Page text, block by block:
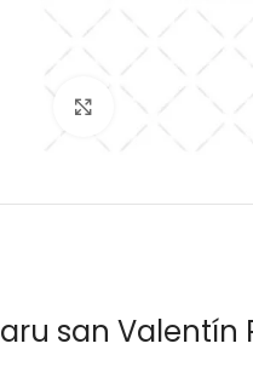
Click to enlarge
san Valentín